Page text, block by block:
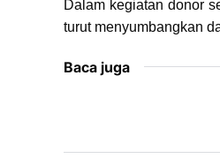
Dalam kegiatan donor
turut menyumbangkan
Baca juga